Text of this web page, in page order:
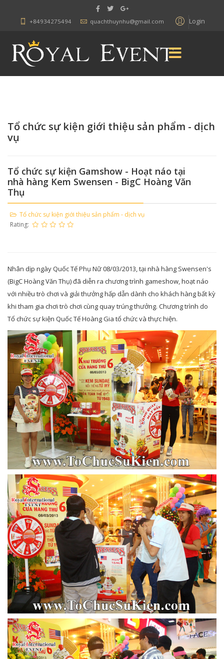
Login
+84934275494 quachthuynhu@gmail.com
Tổ chức sự kiện giới thiệu sản phẩm - dịch
vụ
Tổ chức sự kiện Gamshow - Hoạt náo tại
nhà hàng Kem Swensen - BigC Hoàng Văn
Thụ
Tổ chức sự kiện giới thiệu sản phẩm - dịch vụ
Rating:
Nhân dịp ngày Quốc Tế Phụ Nữ 08/03/2013, tại nhà hàng Swensen's
(BigC Hoàng Văn Thụ) đã diễn ra chương trình gameshow, hoạt náo
với nhiều trò chơi và giải thưởng hấp dẫn dành cho khách hàng bất kỳ
khi tham gia chơi trò chơi cùng quay trúng thưởng. Chương trình do
Tổ chức sự kiện Quốc Tế Hoàng Gia tổ chức và thực hiện.